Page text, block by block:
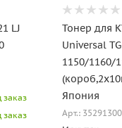
LJ
заказ
заказ
Тонер для
Universal
1150/1160/
Япония
Арт.: